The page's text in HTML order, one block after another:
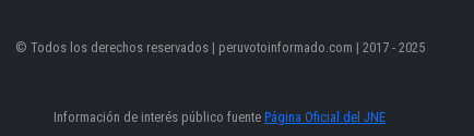
© Todos los derechos reservados | peruvotoinformado.com | 2017 - 2025
Información de interés público fuente Página Oficial del JNE